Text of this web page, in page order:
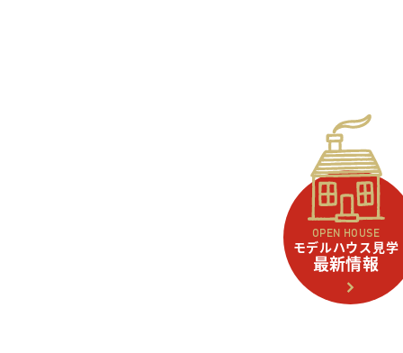
OPEN HOUSE
モデルハウス見学
最新情報